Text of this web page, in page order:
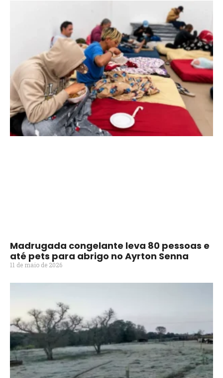
Madrugada congelante leva 80 pessoas e
até pets para abrigo no Ayrton Senna
11 de maio de 2026